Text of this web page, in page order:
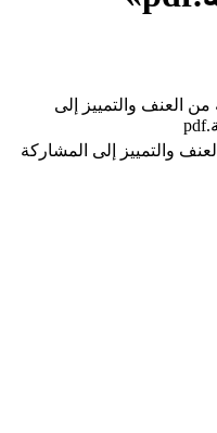
والتمييز إلى
والتمييز إلى المشاركة